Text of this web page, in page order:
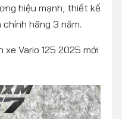
hiệu mạnh, thiết kế
hãng 3 năm.
Vario 125 2025 mới